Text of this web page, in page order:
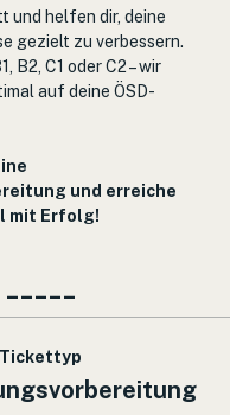
und helfen dir, deine
gezielt zu verbessern.
B2, C1 oder C2 – wir
auf deine ÖSD-
und erreiche
mit Erfolg!
Tickettyp